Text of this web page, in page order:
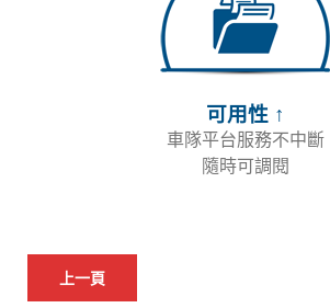
可用性 ↑
車隊平台服務不中斷
隨時可調閱
上一頁